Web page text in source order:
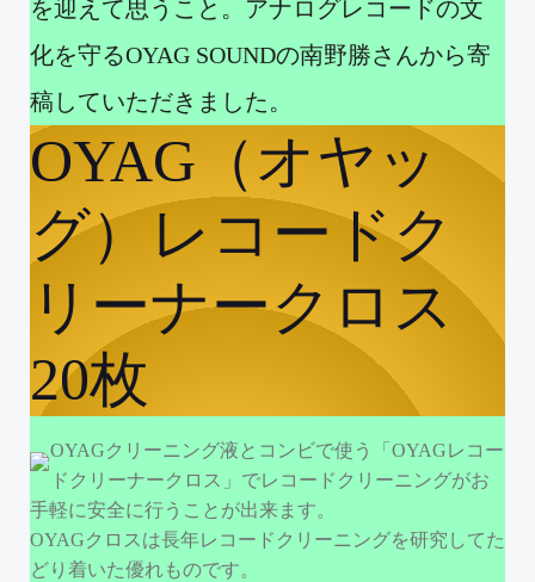
を迎えて思うこと。アナログレコードの文
化を守るOYAG SOUNDの南野勝さんから寄
稿していただきました。
OYAG（オヤッ
グ）レコードク
リーナークロス
20枚
OYAGクリーニング液とコンビで使う「OYAGレコー
ドクリーナークロス」でレコードクリーニングがお
手軽に安全に行うことが出来ます。
OYAGクロスは長年レコードクリーニングを研究してた
どり着いた優れものです。